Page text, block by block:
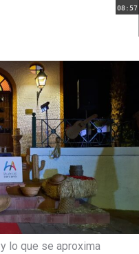
08:57
lo que se aproxima